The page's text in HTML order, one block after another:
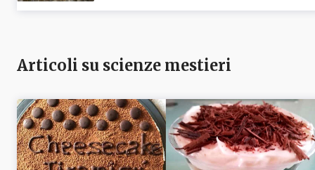
Articoli su scienze mestieri